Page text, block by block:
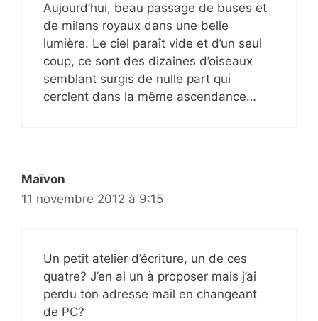
Aujourd’hui, beau passage de buses et
de milans royaux dans une belle
lumière. Le ciel paraît vide et d’un seul
coup, ce sont des dizaines d’oiseaux
semblant surgis de nulle part qui
cerclent dans la même ascendance…
Maïvon
11 novembre 2012 à 9:15
Un petit atelier d’écriture, un de ces
quatre? J’en ai un à proposer mais j’ai
perdu ton adresse mail en changeant
de PC?